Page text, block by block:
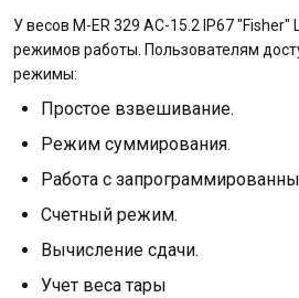
У весов M-ER 329 AC-15.2 IP67 "Fisher"
режимов работы. Пользователям
режимы:
Простое взвешивание.
Режим суммирования.
Работа с
Счетный режим.
Вычисление сдачи.
Учет веса тары